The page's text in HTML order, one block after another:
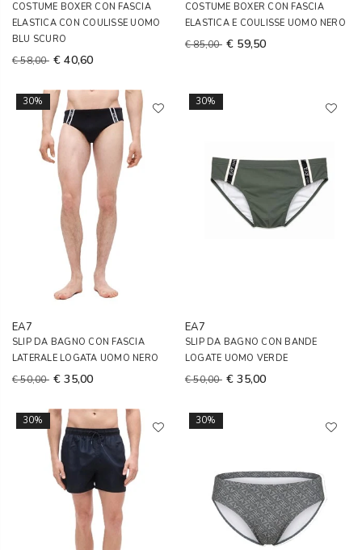
COSTUME BOXER CON FASCIA
ELASTICA CON COULISSE UOMO
BLU SCURO
€ 58,00 € 40,60
COSTUME BOXER CON FASCIA
ELASTICA E COULISSE UOMO NERO
€ 85,00 € 59,50
30%
EA7
SLIP DA BAGNO CON FASCIA
LATERALE LOGATA UOMO NERO
€ 50,00 € 35,00
30%
EA7
SLIP DA BAGNO CON BANDE
LOGATE UOMO VERDE
€ 50,00 € 35,00
30% 30%